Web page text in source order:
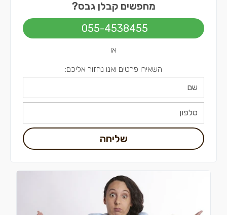
מחפשים קבלן גבס?
055-4538455
או
השאירו פרטים ואנו נחזור אליכם:
שליחה